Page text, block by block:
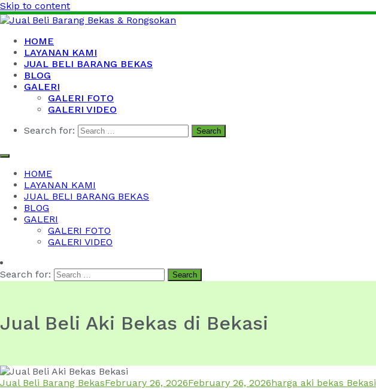
Skip to content
Jual Beli Barang Bekas & Rongsokan
Barang Bekas Kantor, Kabel Bekas, Besi Tua dan Logam Bekas
HOME
LAYANAN KAMI
JUAL BELI BARANG BEKAS
BLOG
GALERI
GALERI FOTO
GALERI VIDEO
Search for:
HOME
LAYANAN KAMI
JUAL BELI BARANG BEKAS
BLOG
GALERI
GALERI FOTO
GALERI VIDEO
Search for:
Jual Beli Aki Bekas di Bekasi
Jual Beli Barang BekasFebruary 26, 2026February 26, 2026harga aki bekas Bekasi